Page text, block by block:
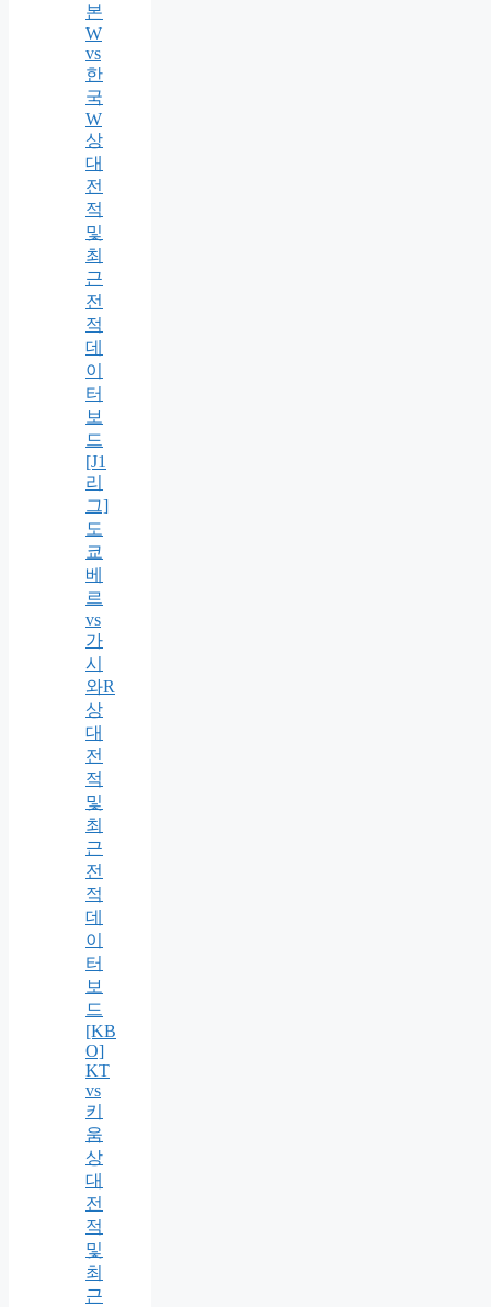
본
W
vs
한
국
W
상
대
전
적
및
최
근
전
적
데
이
터
보
드
[J1
리
그]
도
쿄
베
르
vs
가
시
와R
상
대
전
적
및
최
근
전
적
데
이
터
보
드
[KB
O]
KT
vs
키
움
상
대
전
적
및
최
근